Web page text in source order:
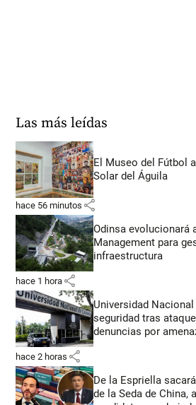
Las más leídas
El Museo del Fútbol
Solar del Águila
hace 56 minutos share
Odinsa evolucionará
Management para
infraestructura
hace 1 hora share
Universidad
seguridad tras
denuncias por
hace 2 horas share
De la Espriella
de la Seda de China,